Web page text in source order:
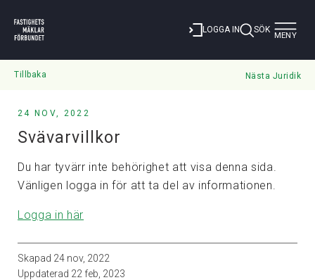
LOGGA IN SÖK Toggle
MENY
Tillbaka Nästa Juridik
24 NOV, 2022
Svävarvillkor
Du har tyvärr inte behörighet att visa denna sida.
Vänligen logga in för att ta del av informationen.
Logga in här
Skapad 24 nov, 2022
Uppdaterad 22 feb, 2023